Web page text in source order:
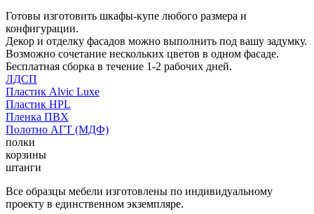
Готовы изготовить шкафы-купе любого размера и
конфигурации.
Декор и отделку фасадов можно выполнить под вашу задумку.
Возможно сочетание нескольких цветов в одном фасаде.
Бесплатная сборка в течение 1-2 рабочих дней.
ЛДСП
Пластик Alvic Luxe
Пластик HPL
Пленка ПВХ
Полотно АГТ (МДФ)
полки
корзины
штанги
Все образцы мебели изготовлены по индивидуальному
проекту в единственном экземпляре.